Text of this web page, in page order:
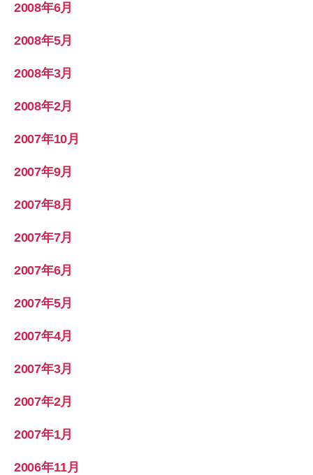
2008年6月
2008年5月
2008年3月
2008年2月
2007年10月
2007年9月
2007年8月
2007年7月
2007年6月
2007年5月
2007年4月
2007年3月
2007年2月
2007年1月
2006年11月